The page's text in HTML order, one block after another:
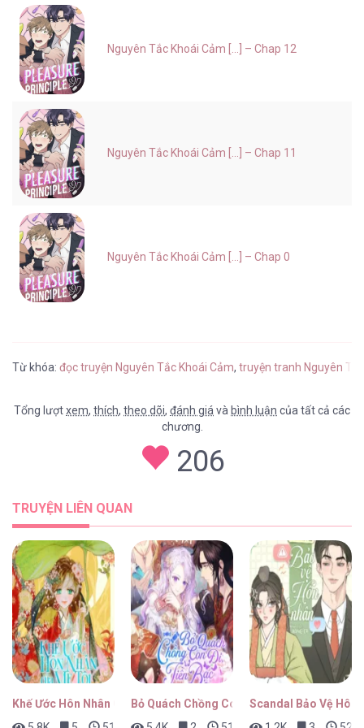
Nguyên Tắc Khoái Cảm [...] – Chap 12
Nguyên Tắc Khoái Cảm [...] – Chap 11
Nguyên Tắc Khoái Cảm [...] – Chap 0
Từ khóa: đọc truyện Nguyên Tắc Khoái Cảm, truyện tranh Nguyên
Tổng lượtxem, thích, theo dõi, đánh giá và bình luận của tất cả các
chương.
206
TRUYỆN LIÊN QUAN
Khế Ước Hôn Nhân Của Mẹ TôiBỏ Quách Chồng Con Đi, Tiền Bạc Mới Là
Scandal Bảo Vệ Hôn